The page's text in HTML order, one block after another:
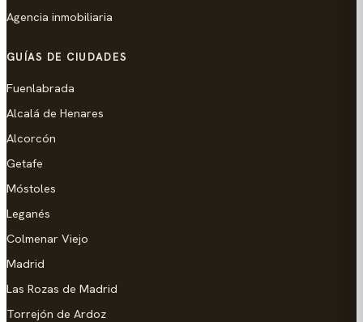
Agencia inmobiliaria
GUÍAS DE CIUDADES
Fuenlabrada
Alcalá de Henares
Alcorcón
Getafe
Móstoles
Leganés
Colmenar Viejo
Madrid
Las Rozas de Madrid
Torrejón de Ardoz